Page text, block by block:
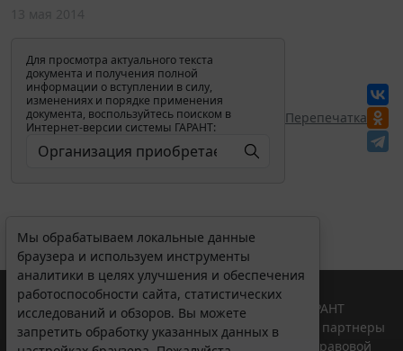
Для просмотра актуального текста
документа и получения полной
информации о вступлении в силу,
изменениях и порядке применения
документа, воспользуйтесь поиском в
Интернет-версии системы ГАРАНТ:
Перепечатка
Мы обрабатываем локальные данные
браузера и используем инструменты
аналитики в целях улучшения и обеспечения
работоспособности сайта, статистических
исследований и обзоров. Вы можете
запретить обработку указанных данных в
© ООО "НПП "ГАРАНТ-СЕРВИС", 2026. Система ГАРАНТ
выпускается с 1990 года. Компания "Гарант" и ее партнеры
являются участниками Российской ассоциации правовой